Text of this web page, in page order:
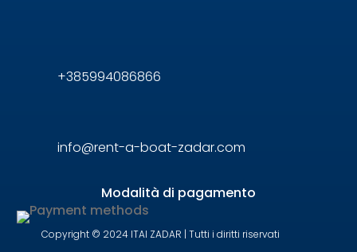
+385994086866
info@rent-a-boat-zadar.com
Modalità di pagamento
Copyright © 2024 ITAI ZADAR |Tutti i diritti riservati